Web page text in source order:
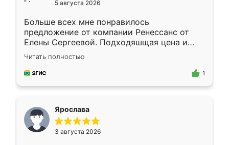
5 августа 2026
Больше всех мне понравилось
предложение от компании Ренессанс от
Елены Сергеевой. Подходяшщая цена и
короткие сроки изготовления. Приехавший
для замера сотрудник Владислав
предложил по моему эскизу самый
Читать полностью
1
Ярослава
3 августа 2026